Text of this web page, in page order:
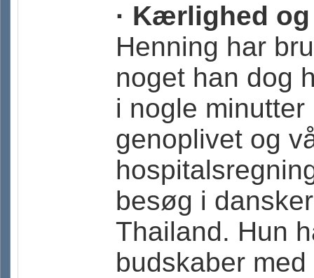
· Kærlighed
Henning har
noget han dog
i nogle
genoplivet og
besøg i
Thailand. Hun
budskaber